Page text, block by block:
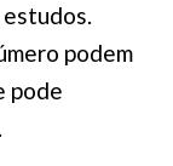
podem
pode